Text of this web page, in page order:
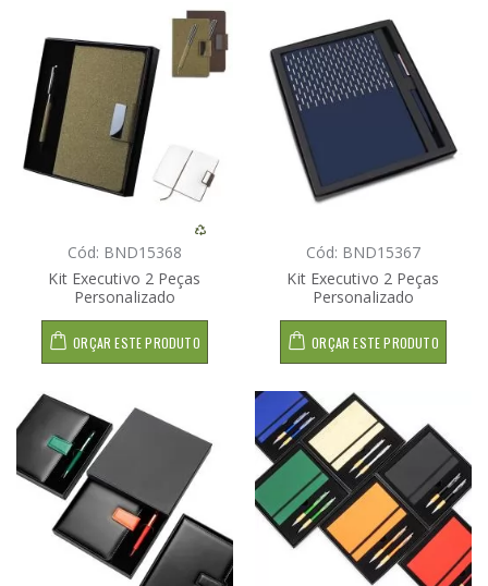
Cód: BND15368
Kit Executivo 2 Peças
Personalizado
ORÇAR ESTE PRODUTO
Cód: BND15367
Kit Executivo 2 Peças
Personalizado
ORÇAR ESTE PRODUTO